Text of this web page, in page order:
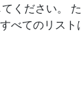
ください。
べてのリスト